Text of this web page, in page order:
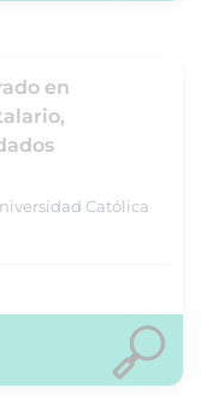
en
Católica